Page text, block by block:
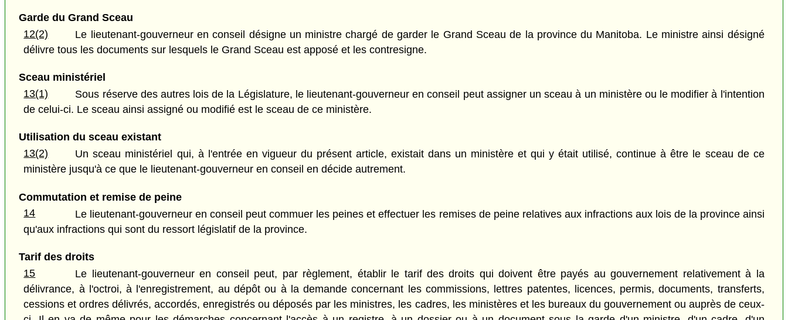
Garde du Grand Sceau
12(2)
Le lieutenant-gouverneur en conseil désigne un ministre chargé de garder le Grand Sceau de la province du Manitoba. Le ministre ainsi désigné
délivre tous les documents sur lesquels le Grand Sceau est apposé et les contresigne.
Sceau ministériel
13(1)
Sous réserve des autres lois de la Législature, le lieutenant-gouverneur en conseil peut assigner un sceau à un ministère ou le modifier à l'intention
de celui-ci. Le sceau ainsi assigné ou modifié est le sceau de ce ministère.
Utilisation du sceau existant
13(2)
Un sceau ministériel qui, à l'entrée en vigueur du présent article, existait dans un ministère et qui y était utilisé, continue à être le sceau de ce
ministère jusqu'à ce que le lieutenant-gouverneur en conseil en décide autrement.
Commutation et remise de peine
14
Le lieutenant-gouverneur en conseil peut commuer les peines et effectuer les remises de peine relatives aux infractions aux lois de la province ainsi
qu'aux infractions qui sont du ressort législatif de la province.
Tarif des droits
15
Le lieutenant-gouverneur en conseil peut, par règlement, établir le tarif des droits qui doivent être payés au gouvernement relativement à la
délivrance, à l'octroi, à l'enregistrement, au dépôt ou à la demande concernant les commissions, lettres patentes, licences, permis, documents, transferts,
cessions et ordres délivrés, accordés, enregistrés ou déposés par les ministres, les cadres, les ministères et les bureaux du gouvernement ou auprès de ceux-